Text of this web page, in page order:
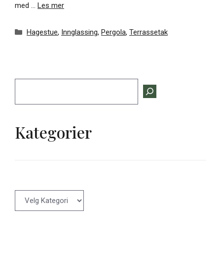
med … Les mer
Kategorier
Hagestue, Innglassing, Pergola, Terrassetak
Kategorier